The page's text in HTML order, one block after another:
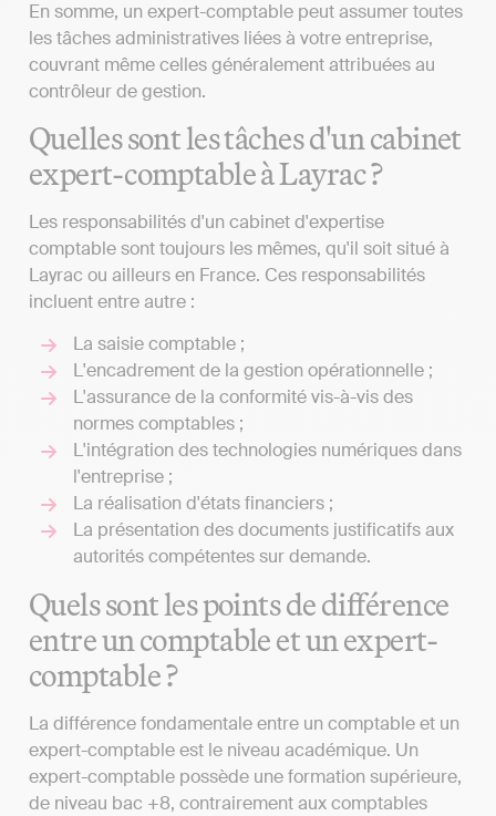
En somme, un expert-comptable peut assumer toutes
les tâches administratives liées à votre entreprise,
couvrant même celles généralement attribuées au
contrôleur de gestion.
Quelles sont les tâches d'un cabinet
expert-comptable à Layrac ?
Les responsabilités d'un cabinet d'expertise
comptable sont toujours les mêmes, qu'il soit situé à
Layrac ou ailleurs en France. Ces responsabilités
incluent entre autre :
La saisie comptable ;
L'encadrement de la gestion opérationnelle ;
L'assurance de la conformité vis-à-vis des
normes comptables ;
L'intégration des technologies numériques dans
l'entreprise ;
La réalisation d'états financiers ;
La présentation des documents justificatifs aux
autorités compétentes sur demande.
Quels sont les points de différence
entre un comptable et un expert-
comptable ?
La différence fondamentale entre un comptable et un
expert-comptable est le niveau académique. Un
expert-comptable possède une formation supérieure,
de niveau bac +8, contrairement aux comptables